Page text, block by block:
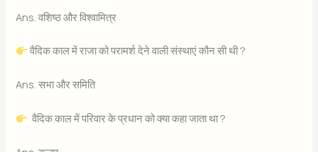
Ans. वशिष्ठ और विश्वामित्र
वैदिक काल में राजा को परामर्श देने वाली संस्थाएं कौन सी थी ?
Ans. सभा और समिति
वैदिक काल में परिवार के प्रधान को क्या कहा जाता था ?